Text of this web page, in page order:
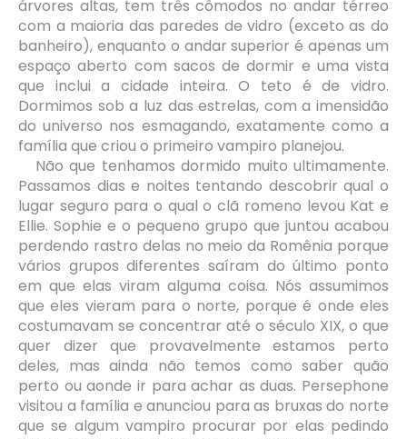
árvores altas, tem três cômodos no andar térreo
com a maioria das paredes de vidro (exceto as do
banheiro), enquanto o andar superior é apenas um
espaço aberto com sacos de dormir e uma vista
que inclui a cidade inteira. O teto é de vidro.
Dormimos sob a luz das estrelas, com a imensidão
do universo nos esmagando, exatamente como a
família que criou o primeiro vampiro planejou.
Não que tenhamos dormido muito ultimamente.
Passamos dias e noites tentando descobrir qual o
lugar seguro para o qual o clã romeno levou Kat e
Ellie. Sophie e o pequeno grupo que juntou acabou
perdendo rastro delas no meio da Romênia porque
vários grupos diferentes saíram do último ponto
em que elas viram alguma coisa. Nós assumimos
que eles vieram para o norte, porque é onde eles
costumavam se concentrar até o século XIX, o que
quer dizer que provavelmente estamos perto
deles, mas ainda não temos como saber quão
perto ou aonde ir para achar as duas. Persephone
visitou a família e anunciou para as bruxas do norte
que se algum vampiro procurar por elas pedindo